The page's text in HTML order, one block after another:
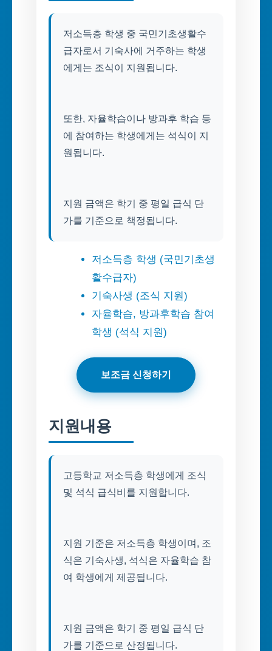
저소득층 학생 중 국민기초생활수
급자로서 기숙사에 거주하는 학생
에게는 조식이 지원됩니다.
또한, 자율학습이나 방과후 학습 등
에 참여하는 학생에게는 석식이 지
원됩니다.
지원 금액은 학기 중 평일 급식 단
가를 기준으로 책정됩니다.
저소득층 학생 (국민기초생
활수급자)
기숙사생 (조식 지원)
자율학습, 방과후학습 참여
학생 (석식 지원)
보조금 신청하기
지원내용
고등학교 저소득층 학생에게 조식
및 석식 급식비를 지원합니다.
지원 기준은 저소득층 학생이며, 조
식은 기숙사생, 석식은 자율학습 참
여 학생에게 제공됩니다.
지원 금액은 학기 중 평일 급식 단
가를 기준으로 산정됩니다.